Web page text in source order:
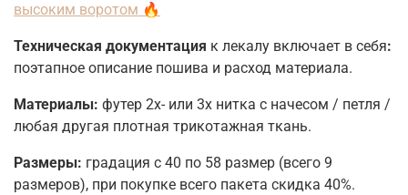
высоким воротом 🔥
Техническая документация к лекалу включает в себя:
поэтапное описание пошива и расход материала.
Материалы: футер 2х- или 3х нитка с начесом / петля /
любая другая плотная трикотажная ткань.
Размеры: градация с 40 по 58 размер (всего 9
размеров), при покупке всего пакета скидка 40%.